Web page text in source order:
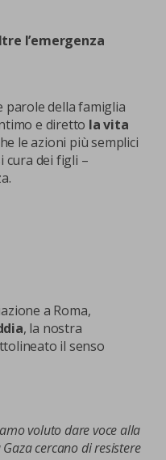
l’emergenza
parole della famiglia
e diretto la vita
le azioni più semplici
cura dei figli –
a Roma,
, la nostra
il senso
voluto dare voce alla
cercano di resistere